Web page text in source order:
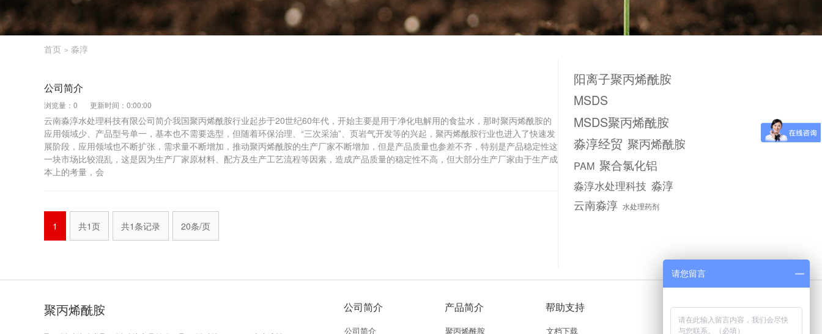
首页 > 淼淳
公司简介
浏览量：0 更新时间：0:00:00
云南淼淳水处理科技有限公司简介我国聚丙烯酰胺行业起步于20世纪60年代，开始主要是用于净化电解用的食盐水，那时聚丙烯酰胺的
应用领域少、产品型号单一，基本也不需要选型，但随着环保治理、“三次采油”、页岩气开发等的兴起，聚丙烯酰胺行业也进入了快速发
展阶段，应用领域也不断扩张，需求量不断增加，推动聚丙烯酰胺的生产厂家不断增加，但是产品质量也参差不齐，特别是产品稳定性这
一块市场比较混乱，这是因为生产厂家原材料、配方及生产工艺流程等因素，造成产品质量的稳定性不高，但大部分生产厂家由于生产成
本上的考量，会
1 共1页 共1条记录 20条/页
阳离子聚丙烯酰胺
MSDS
MSDS聚丙烯酰胺
淼淳经贸 聚丙烯酰胺
PAM 聚合氯化铝
淼淳水处理科技 淼淳
云南淼淳 水处理药剂
聚丙烯酰胺 公司简介
公司简介
产品简介
聚丙烯酰胺
帮助支持
文档下载
请您留言